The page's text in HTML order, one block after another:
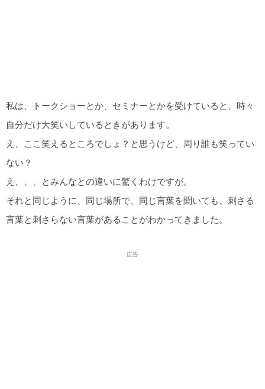
私は、トークショーとか、セミナーとかを受けていると、時々
自分だけ大笑いしているときがあります。
え、ここ笑えるところでしょ？と思うけど、周り誰も笑ってい
ない？
え、、、とみんなとの違いに驚くわけですが。
それと同じように、同じ場所で、同じ言葉を聞いても、刺さる
言葉と刺さらない言葉があることがわかってきました。
広告